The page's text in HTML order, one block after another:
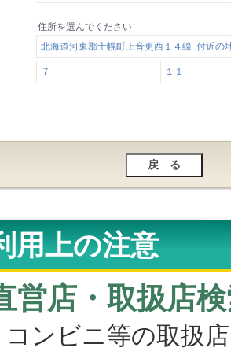
住所を選んでください
北海道河東郡士幌町上音更西１４線 付近の
７ １１
用上の注意
営店・取扱店
ンビニ等の取扱